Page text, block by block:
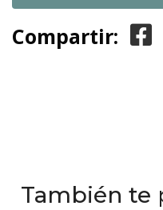
Compartir:
También te